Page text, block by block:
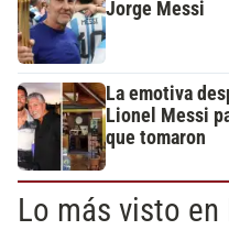
Jorge Messi
La emotiva
Lionel Messi
que tomaron
Lo más visto en